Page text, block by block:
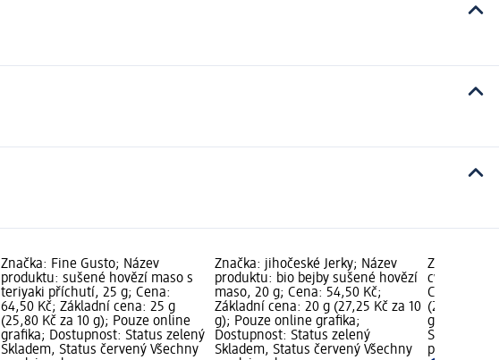
Značka: Fine Gusto; Název
produktu: sušené hovězí maso s
teriyaki příchutí, 25 g; Cena:
64,50 Kč; Základní cena: 25 g
(25,80 Kč za 10 g); Pouze online
grafika; Dostupnost: Status zelený
Skladem, Status červený Všechny
Značka: jihočeské Jerky; Název
produktu: bio bejby sušené hovězí
maso, 20 g; Cena: 54,50 Kč;
Základní cena: 20 g (27,25 Kč za 10
g); Pouze online grafika;
Dostupnost: Status zelený
Skladem, Status červený Všechny
Značka:
cvrččí jerky
Cena:
(278,00 Kč
grafika;
Skladem,
prodejny